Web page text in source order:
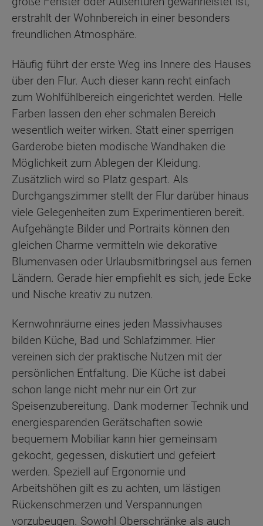
erstrahlt der Wohnbereich in einer besonders
freundlichen Atmosphäre.
Häufig führt der erste Weg ins Innere des Hauses
über den Flur. Auch dieser kann recht einfach
zum Wohlfühlbereich eingerichtet werden. Helle
Farben lassen den eher schmalen Bereich
wesentlich weiter wirken. Statt einer sperrigen
Garderobe bieten modische Wandhaken die
Möglichkeit zum Ablegen der Kleidung.
Zusätzlich wird so Platz gespart. Als
Durchgangszimmer stellt der Flur darüber hinaus
viele Gelegenheiten zum Experimentieren bereit.
Aufgehängte Bilder und Portraits können den
gleichen Charme vermitteln wie dekorative
Blumenvasen oder Urlaubsmitbringsel aus fernen
Ländern. Gerade hier empfiehlt es sich, jede Ecke
und Nische kreativ zu nutzen.
Kernwohnräume eines jeden Massivhauses
bilden Küche, Bad und Schlafzimmer. Hier
vereinen sich der praktische Nutzen mit der
persönlichen Entfaltung. Die Küche ist dabei
schon lange nicht mehr nur ein Ort zur
Speisenzubereitung. Dank moderner Technik und
energiesparenden Gerätschaften sowie
bequemem Mobiliar kann hier gemeinsam
gekocht, gegessen, diskutiert und gefeiert
werden. Speziell auf Ergonomie und
Arbeitshöhen gilt es zu achten, um lästigen
Rückenschmerzen und Verspannungen
vorzubeugen. Sowohl Oberschränke als auch